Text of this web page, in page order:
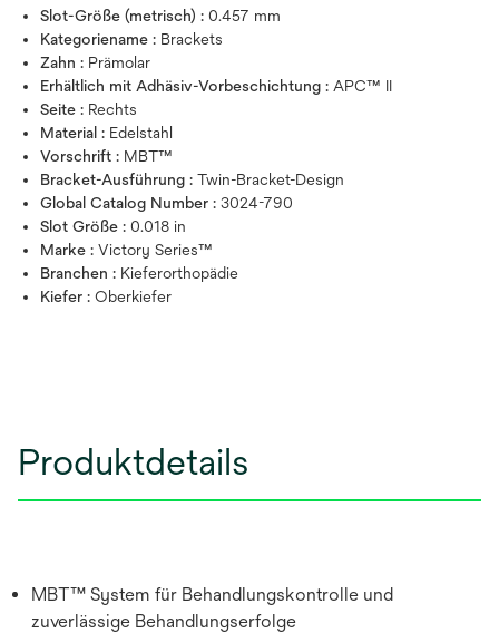
Slot-Größe (metrisch) : 0.457 mm
Kategoriename : Brackets
Zahn : Prämolar
Erhältlich mit Adhäsiv-Vorbeschichtung : APC™ II
Seite : Rechts
Material : Edelstahl
Vorschrift : MBT™
Bracket-Ausführung : Twin-Bracket-Design
Global Catalog Number : 3024-790
Slot Größe : 0.018 in
Marke : Victory Series™
Branchen : Kieferorthopädie
Kiefer : Oberkiefer
Produktdetails
MBT™ System für Behandlungskontrolle und
zuverlässige Behandlungserfolge